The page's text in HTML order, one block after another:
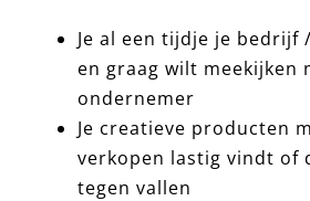
Je al een tijdje je bedrijf
en graag wilt meekijken
ondernemer
Je creatieve producten
verkopen lastig vindt of
tegen vallen